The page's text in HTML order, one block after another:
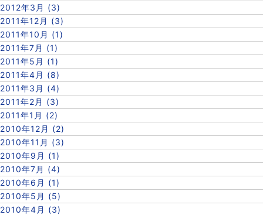
2012年3月 (3)
2011年12月 (3)
2011年10月 (1)
2011年7月 (1)
2011年5月 (1)
2011年4月 (8)
2011年3月 (4)
2011年2月 (3)
2011年1月 (2)
2010年12月 (2)
2010年11月 (3)
2010年9月 (1)
2010年7月 (4)
2010年6月 (1)
2010年5月 (5)
2010年4月 (3)